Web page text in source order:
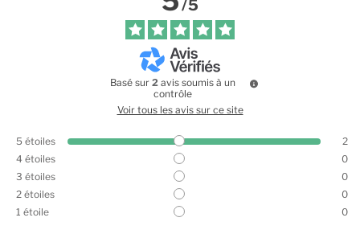
/5
Basé sur 2 avis soumis à un
contrôle
Voir tous les avis sur ce site
5 étoiles
2
4 étoiles
0
3 étoiles
0
2 étoiles
0
1 étoile 0